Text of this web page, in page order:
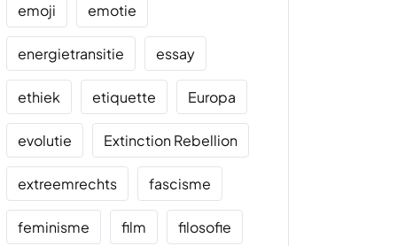
emoji emotie
energietransitie essay
ethiek etiquette Europa
evolutie Extinction Rebellion
extreemrechts fascisme
feminisme film filosofie